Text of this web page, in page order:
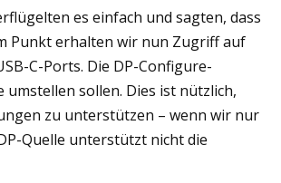
es einfach und sagten, dass
Punkt erhalten wir nun Zugriff auf
C-Ports. Die DP-Configure-
sollen. Dies ist nützlich,
zu unterstützen – wenn wir nur
Quelle unterstützt nicht die